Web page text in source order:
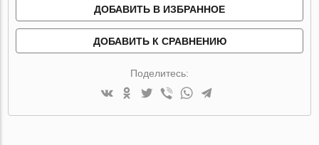
ДОБАВИТЬ В ИЗБРАННОЕ
ДОБАВИТЬ К СРАВНЕНИЮ
Поделитесь: